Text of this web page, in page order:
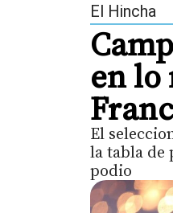
El Hincha
en lo
El
la tabla de
podio